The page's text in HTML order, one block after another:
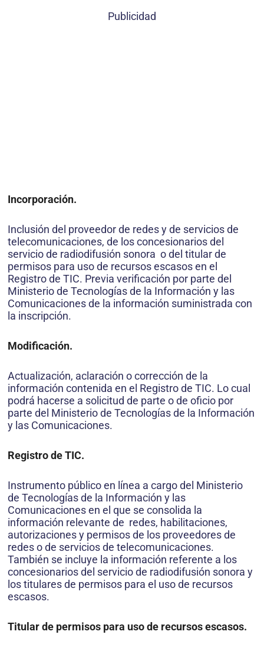
Publicidad
Incorporación.
Inclusión del proveedor de redes y de servicios de
telecomunicaciones, de los concesionarios del
servicio de radiodifusión sonora o del titular de
permisos para uso de recursos escasos en el
Registro de TIC. Previa verificación por parte del
Ministerio de Tecnologías de la Información y las
Comunicaciones de la información suministrada con
la inscripción.
Modificación.
Actualización, aclaración o corrección de la
información contenida en el Registro de TIC. Lo cual
podrá hacerse a solicitud de parte o de oficio por
parte del Ministerio de Tecnologías de la Información
y las Comunicaciones.
Registro de TIC.
Instrumento público en línea a cargo del Ministerio
de Tecnologías de la Información y las
Comunicaciones en el que se consolida la
información relevante de redes, habilitaciones,
autorizaciones y permisos de los proveedores de
redes o de servicios de telecomunicaciones.
También se incluye la información referente a los
concesionarios del servicio de radiodifusión sonora y
los titulares de permisos para el uso de recursos
escasos.
Titular de permisos para uso de recursos escasos.